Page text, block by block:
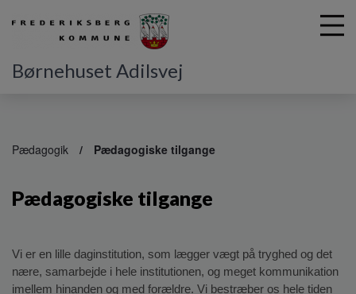
Børnehuset Adilsvej
Pædagogik Pædagogiske tilgange
Pædagogiske tilgange
Vi er en lille daginstitution, som lægger vægt på tryghed og det
nære, samarbejde i hele institutionen, og meget kommunikation
imellem hinanden og med forældre. Vi bestræber os hele tiden